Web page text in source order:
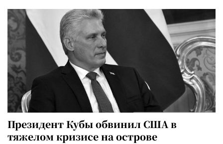
Президент Кубы обвинил США в
тяжелом кризисе на острове